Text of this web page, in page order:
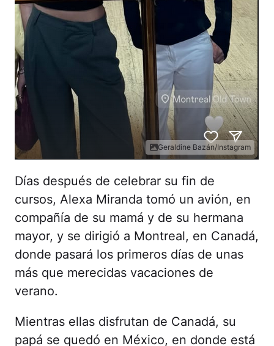
Geraldine Bazán/Instagram
Días después de celebrar su fin de
cursos, Alexa Miranda tomó un avión, en
compañía de su mamá y de su hermana
mayor, y se dirigió a Montreal, en Canadá,
donde pasará los primeros días de unas
más que merecidas vacaciones de
verano.
Mientras ellas disfrutan de Canadá, su
papá se quedó en México, en donde está